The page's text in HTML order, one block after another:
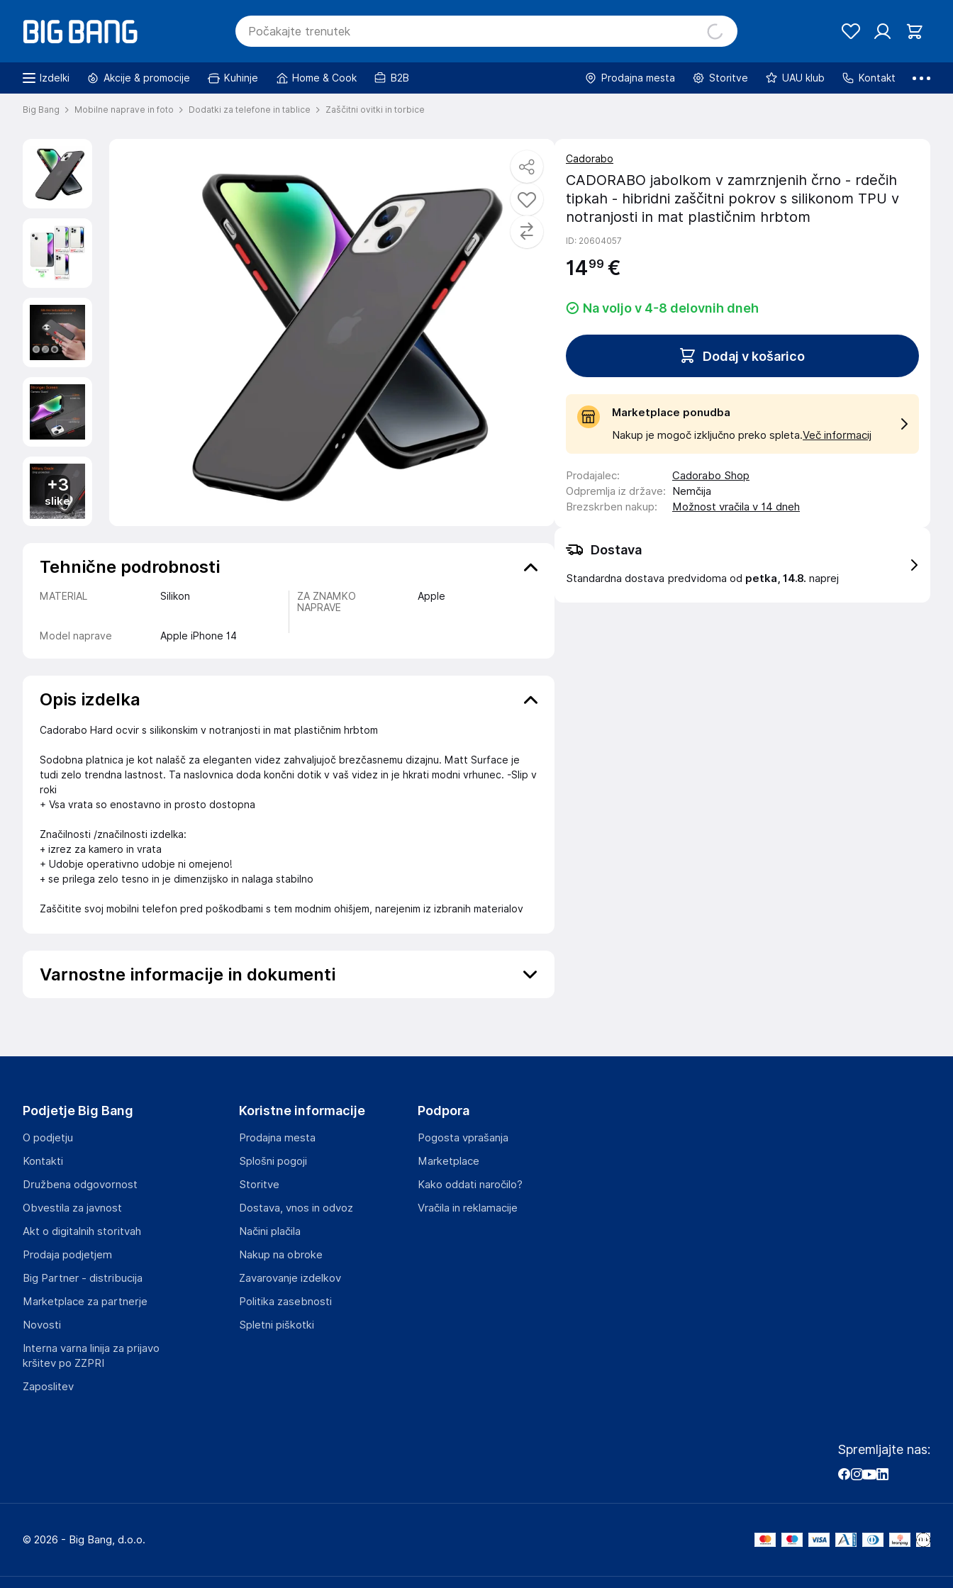
Izdelki Akcije & promocije Kuhinje Home & Cook B2B Prodajna mesta Storitve UAU klub Kontakt
Big Bang Mobilne naprave in foto Dodatki za telefone in tablice Zaščitni ovitki in torbice
+3
slike
Tehnične podrobnosti
MATERIAL Silikon
ZA ZNAMKO
NAPRAVE
Apple
Model naprave Apple iPhone 14
Opis izdelka
Cadorabo Hard ocvir s silikonskim v notranjosti in mat plastičnim hrbtom
Sodobna platnica je kot nalašč za eleganten videz zahvaljujoč brezčasnemu dizajnu. Matt Surface je
tudi zelo trendna lastnost. Ta naslovnica doda končni dotik v vaš videz in je hkrati modni vrhunec. -Slip v
roki
+ Vsa vrata so enostavno in prosto dostopna
Značilnosti /značilnosti izdelka:
+ izrez za kamero in vrata
+ Udobje operativno udobje ni omejeno!
+ se prilega zelo tesno in je dimenzijsko in nalaga stabilno
Zaščitite svoj mobilni telefon pred poškodbami s tem modnim ohišjem, narejenim iz izbranih materialov
Varnostne informacije in dokumenti
Slike o varnosti izdelka vsebujejo opozorila na embalaži izdelka in lahko vključujejo ključne varnostne
Produktni dokumenti z opozorili ter varnostnimi in drugimi ključnimi informacijami, povezanimi z določenim
izdelkom.
Cadorabo
CADORABO jabolkom v zamrznjenih črno - rdečih
tipkah - hibridni zaščitni pokrov s silikonom TPU v
notranjosti in mat plastičnim hrbtom
ID: 20604057
1499 €
Na voljo v 4-8 delovnih dneh
Dodaj v košarico
Marketplace ponudba
Nakup je mogoč izključno preko spleta.Več informacij
Prodajalec:
Cadorabo Shop
Odpremlja iz države:
Nemčija
Brezskrben nakup: Možnost vračila v 14 dneh
Dostava
Standardna dostava predvidoma od petka, 14.8. naprej
Podjetje Big Bang
O podjetju
Kontakti
Družbena odgovornost
Obvestila za javnost
Akt o digitalnih storitvah
Prodaja podjetjem
Big Partner - distribucija
Marketplace za partnerje
Novosti
Interna varna linija za prijavo
kršitev po ZZPRI
Zaposlitev
Koristne informacije
Prodajna mesta
Splošni pogoji
Storitve
Dostava, vnos in odvoz
Načini plačila
Nakup na obroke
Zavarovanje izdelkov
Politika zasebnosti
Spletni piškotki
Podpora
Pogosta vprašanja
Marketplace
Kako oddati naročilo?
Vračila in reklamacije
Spremljajte nas:
© 2026 - Big Bang, d.o.o.